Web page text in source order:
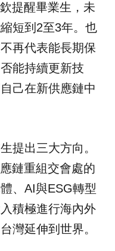
提醒畢業生，未
短到2至3年。也
再代表能長期保
能持續更新技
己在新供應鏈中
提出三大方向。
鏈重組交會處的
、AI與ESG轉型
積極進行海內外
灣延伸到世界。